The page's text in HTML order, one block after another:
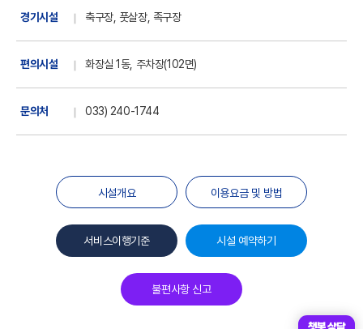
경기시설 축구장, 풋살장, 족구장
편의시설 화장실 1동, 주차장(102면)
문의처 033) 240-1744
시설개요 이용요금 및 방법
서비스이행기준 시설 예약하기
불편사항 신고